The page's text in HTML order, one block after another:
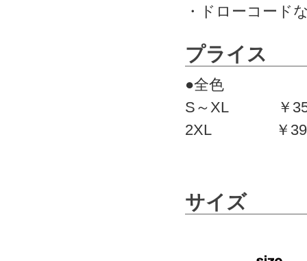
・ドローコード
プライス
●全色
S～XL ￥
2XL ￥3970
サイズ